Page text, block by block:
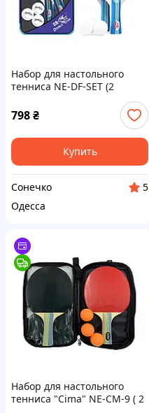
Набор для настольного
тенниса NE-DF-SET (2
ракетки, 3 шарика, чехол)
SUNNY
798₴
Купить
Сонечко
5
Одесса
Набор для настольного
тенниса "Cima" NE-CM-9 ( 2